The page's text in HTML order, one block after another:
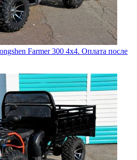
Farmer 300 4х4. Оплата после